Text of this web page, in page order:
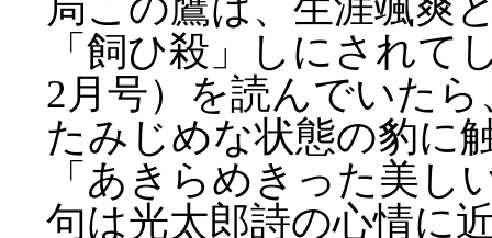
「飼ひ殺」しにされて
2月号）を読んでいた
たみじめな状態の豹に
「あきらめきった美し
句は光太郎詩の心情に